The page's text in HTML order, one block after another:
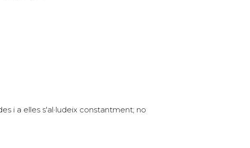
i a elles s'al·ludeix constantment; no